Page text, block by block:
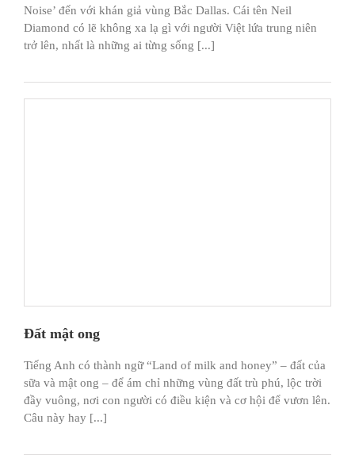
Noise’ đến với khán giả vùng Bắc Dallas. Cái tên Neil
Diamond có lẽ không xa lạ gì với người Việt lứa trung niên
trở lên, nhất là những ai từng sống [...]
Đất mật ong
Tiếng Anh có thành ngữ “Land of milk and honey” – đất của
sữa và mật ong – để ám chỉ những vùng đất trù phú, lộc trời
đầy vuông, nơi con người có điều kiện và cơ hội để vươn lên.
Câu này hay [...]